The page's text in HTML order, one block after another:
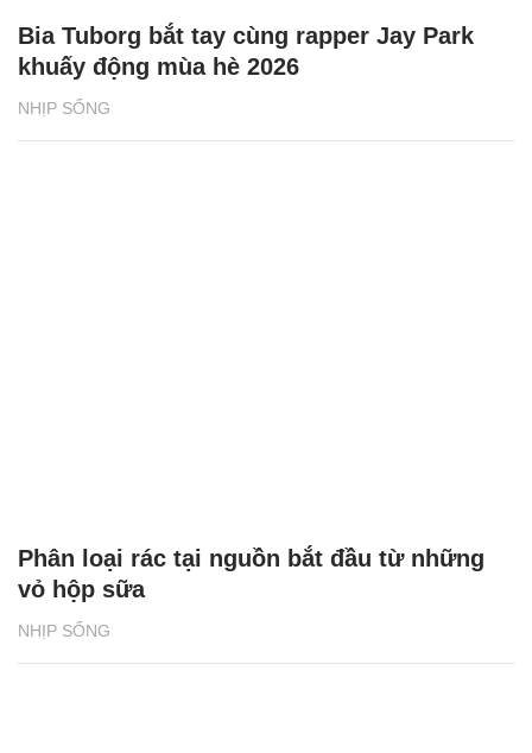
NHỊP SỐNG
Bia Tuborg bắt tay cùng rapper Jay Park
khuấy động mùa hè 2026
NHỊP SỐNG
Phân loại rác tại nguồn bắt đầu từ những
vỏ hộp sữa